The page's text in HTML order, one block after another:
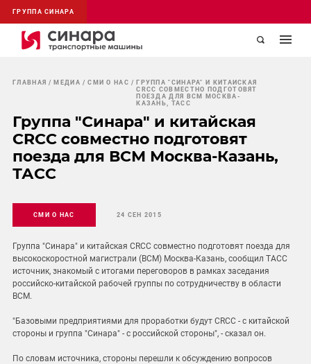
ГРУППА СИНАРА
ГЛАВНАЯ МЕДИА СМИ О НАС
ГРУППА "СИНАРА" И КИТАЙСКАЯ
CRCC СОВМЕСТНО ПОДГОТОВЯТ
ПОЕЗДА ДЛЯ ВСМ МОСКВА-
КАЗАНЬ, ТАСС
Группа "Синара" и китайская
CRCC совместно подготовят
поезда для ВСМ Москва-Казань,
ТАСС
СМИ О НАС 24 СЕН 2015
Группа "Синара" и китайская CRCC совместно подготовят поезда для
высокоскоростной магистрали (ВСМ) Москва-Казань, сообщил ТАСС
источник, знакомый с итогами переговоров в рамках заседания
российско-китайской рабочей группы по сотрудничеству в области
ВСМ.
"Базовыми предприятиями для проработки будут CRCC - с китайской
стороны и группа "Синара" - с российской стороны", - сказал он.
По словам источника, стороны перешли к обсуждению вопросов